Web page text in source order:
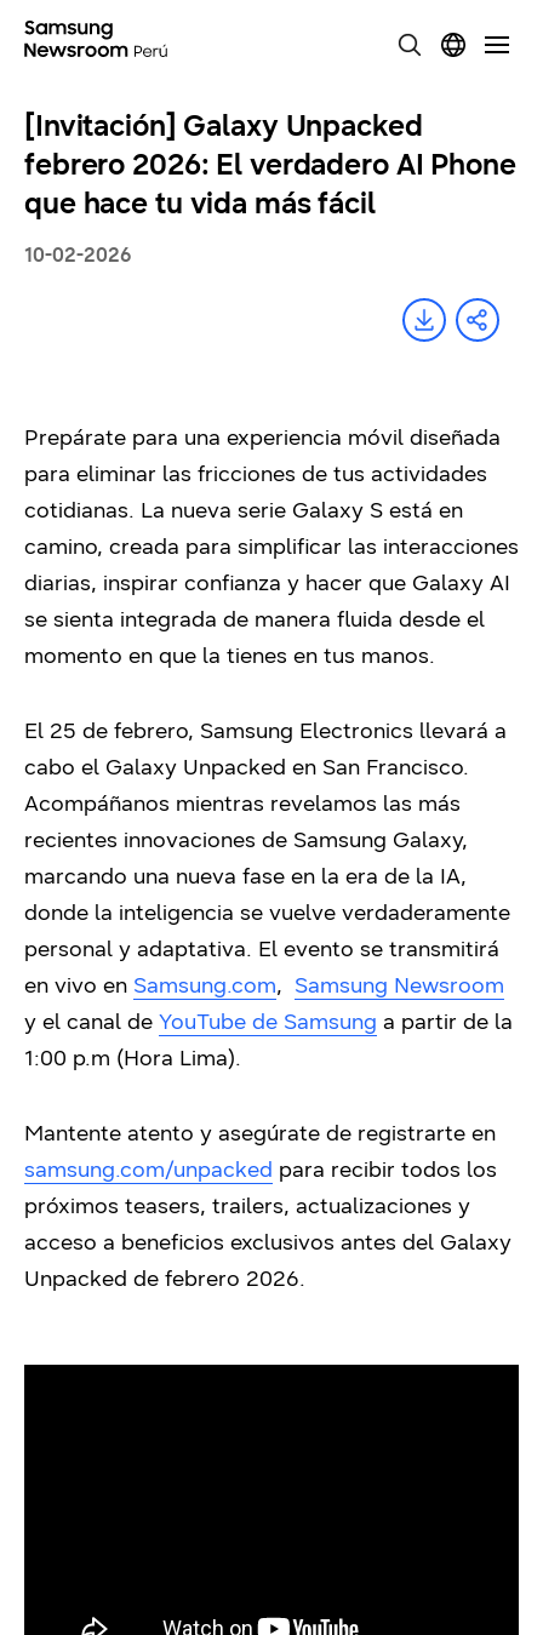
[Invitación] Galaxy Unpacked
febrero 2026: El verdadero AI Phone
que hace tu vida más fácil
10-02-2026
Prepárate para una experiencia móvil diseñada
para eliminar las fricciones de tus actividades
cotidianas. La nueva serie Galaxy S está en
camino, creada para simplificar las interacciones
diarias, inspirar confianza y hacer que Galaxy AI
se sienta integrada de manera fluida desde el
momento en que la tienes en tus manos.
El 25 de febrero, Samsung Electronics llevará a
cabo el Galaxy Unpacked en San Francisco.
Acompáñanos mientras revelamos las más
recientes innovaciones de Samsung Galaxy,
marcando una nueva fase en la era de la IA,
donde la inteligencia se vuelve verdaderamente
personal y adaptativa. El evento se transmitirá
en vivo en Samsung.com, Samsung Newsroom
y el canal de YouTube de Samsung a partir de la
1:00 p.m (Hora Lima).
Mantente atento y asegúrate de registrarte en
samsung.com/unpacked para recibir todos los
próximos teasers, trailers, actualizaciones y
acceso a beneficios exclusivos antes del Galaxy
Unpacked de febrero 2026.